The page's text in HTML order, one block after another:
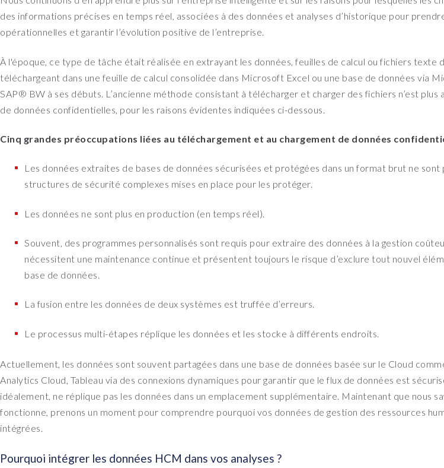
des informations précises en temps réel, associées à des données et analyses d’historique pour
opérationnelles et garantir l’évolution positive de l’entreprise.
À l'époque, ce type de tâche était réalisée en extrayant les données, feuilles de calcul ou fichiers texte
téléchargeant dans une feuille de calcul consolidée dans Microsoft Excel ou une base de données via
SAP® BW à ses débuts. L’ancienne méthode consistant à télécharger et charger des fichiers n’est
de données confidentielles, pour les raisons évidentes indiquées ci-dessous.
Cinq grandes préoccupations liées au téléchargement et au chargement de données
Les données extraites de bases de données sécurisées et protégées dans un format brut ne sont
structures de sécurité complexes mises en place pour les protéger.
Les données ne sont plus en production (en temps réel).
Souvent, des programmes personnalisés sont requis pour extraire des données à la gestion
nécessitent une maintenance continue et présentent toujours le risque d’exclure tout nouvel
base de données.
La fusion entre les données de deux systèmes est truffée d’erreurs.
Le processus multi-étapes réplique les données et les stocke à différents endroits.
Actuellement, les données sont souvent partagées dans une base de données basée sur le Cloud
Analytics Cloud, Tableau via des connexions dynamiques pour garantir que le flux de données est
idéalement, ne réplique pas les données dans un emplacement supplémentaire. Maintenant que nous
fonctionne, prenons un moment pour comprendre pourquoi vos données de gestion des ressources
intégrées.
Pourquoi intégrer les données HCM dans vos analyses ?